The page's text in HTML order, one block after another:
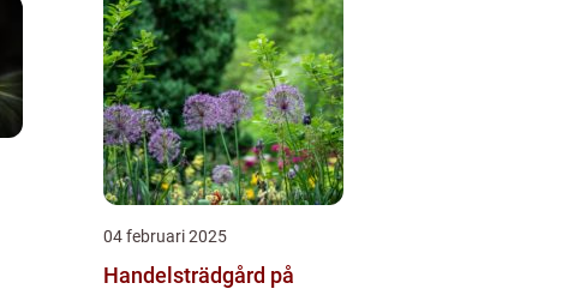
04 februari 2025
Handelsträdgård på